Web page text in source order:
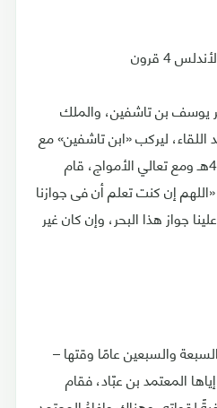
4 قرون
يوسف بن تاشفين، والملك
ليركب «ابن تاشفين» مع
جنده البحر المضرب سنة 479هـ ومع تعالي الأمواج، قام
«اللهم إن كنت تعلم أن فى جوازنا
جواز هذا البحر، وإن كان غير
والسبعين عامًا وقتها –
المعتمد بن عبّاد، فقام